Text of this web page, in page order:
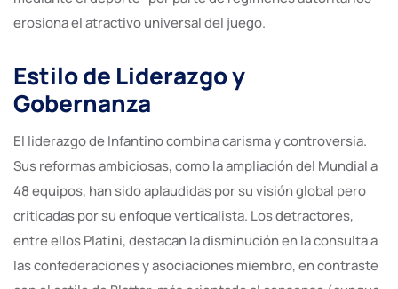
erosiona el atractivo universal del juego.
Estilo de Liderazgo y
Gobernanza
El liderazgo de Infantino combina carisma y controversia.
Sus reformas ambiciosas, como la ampliación del Mundial a
48 equipos, han sido aplaudidas por su visión global pero
criticadas por su enfoque verticalista. Los detractores,
entre ellos Platini, destacan la disminución en la consulta a
las confederaciones y asociaciones miembro, en contraste